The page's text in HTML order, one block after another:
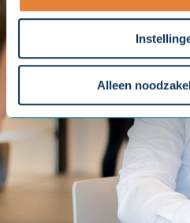
- Lees hier onze
Om uw
Alleen